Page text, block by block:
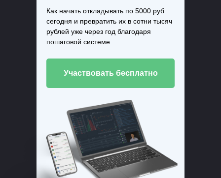
Как начать откладывать по 5000 руб
сегодня и превратить их в сотни тысяч
рублей уже через год благодаря
пошаговой системе
Участвовать бесплатно